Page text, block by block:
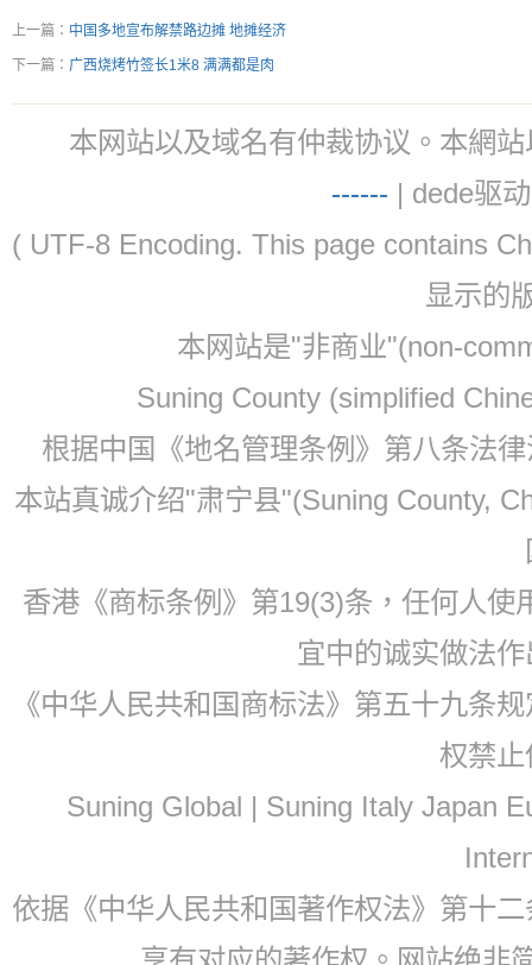
上一篇： 中国多地宣布解禁路边摊 地摊经济
下一篇： 广西烧烤竹签长1米8 满满都是肉
本网站以及域名有仲裁协议。本網
------ | dede驱
( UTF-8 Encoding. This page contains
显示的
本网站是"非商业"(non-
Suning County (simplified
根据中国《地名管理条例》第八条法
本站真诚介绍"肃宁县"(Suning County,
香港《商标条例》第19(3)条，任何人
宜中的诚实做法
《中华人民共和国商标法》第五十九条
权禁
Suning Global | Suning Italy Japan
依据《中华人民共和国著作权法》第十